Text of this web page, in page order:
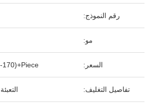
رقم النموذج:
مو:
السعر: 170)+Piece
تفاصيل التغليف: